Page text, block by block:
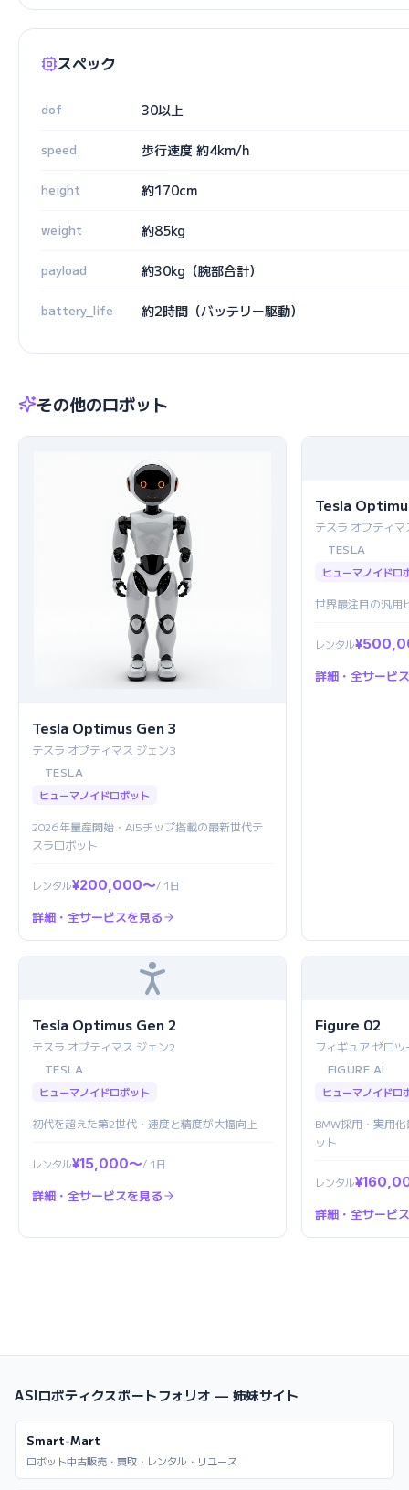
スペック
dof 30以上
speed 歩行速度 約4km/h
height 約170cm
weight 約85kg
payload 約30kg（腕部合計）
battery_life 約2時間（バッテリー駆動）
その他のロボット
Tesla Optimus Gen 3
テスラ オプティマス ジェン3
TESLA
ヒューマノイドロボット
2026年量産開始・AI5チップ搭載の最新世代テ
スラロボット
レンタル¥200,000〜/ 1日
詳細・全サービスを見る
Tesla
テスラ オプティマ
TESLA
ヒューマノイドロ
世界最注目の汎用
レンタル
詳細・全サービ
Tesla Optimus Gen 2
テスラ オプティマス ジェン2
TESLA
ヒューマノイドロボット
初代を超えた第2世代・速度と精度が大幅向上
レンタル¥15,000〜/ 1日
詳細・全サービスを見る
Figure 02
フィギュア ゼロツ
FIGURE AI
ヒューマノイドロ
BMW採用・実用
ット
レンタル
詳細・全サービ
ASIロボティクスポートフォリオ — 姉妹サイト
Smart-Mart
ロボット中古販売・買取・レンタル・リユース